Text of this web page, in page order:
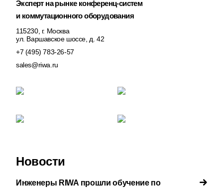
Эксперт на рынке конференц-систем
и коммутационного оборудования
115230, г. Москва
ул. Варшавское шоссе, д. 42
+7 (495) 783-26-57
sales@riwa.ru
Новости
Инженеры RIWA прошли обучение по